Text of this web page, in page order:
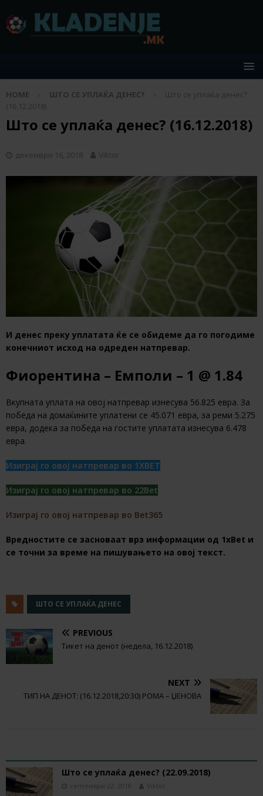
HOME ШТО СЕ УПЛАЌА ДЕНЕС?
Што се уплаќа денес?
(16.12.2018)
Што се уплаќа денес? (16.12.2018)
декември 16, 2018 Viktor
И денес преку уплатата ќе се обидеме да го погодиме
конечниот исход на одреден натпревар.
Фиорентина – Емполи – 1 @ 1.84
Вкупната уплата на овој натпревар изнесува 56.825 евра. За
победа на домаќините уплатени се 45.071 евра, за реми 5.275
евра, додека за победа на гостите уплатата изнесува 6.478
евра.
Изиграј го овој натпревар во 1XBET
Изиграј го овој натпревар во 22Bet
Изиграј го овој натпревар во Bet365
Вредностите се засноваат врз информации од 1хBet и
се точни за време на пишувањето на овој текст.
ШТО СЕ УПЛАЌА ДЕНЕС
PREVIOUS
Тикет на денот (недела, 16.12.2018)
NEXT
ТИП НА ДЕНОТ: (16.12.2018,20:30) РОМА – ЏЕНОВА
Што се уплаќа денес? (22.09.2018)
септември 22, 2018 Viktor